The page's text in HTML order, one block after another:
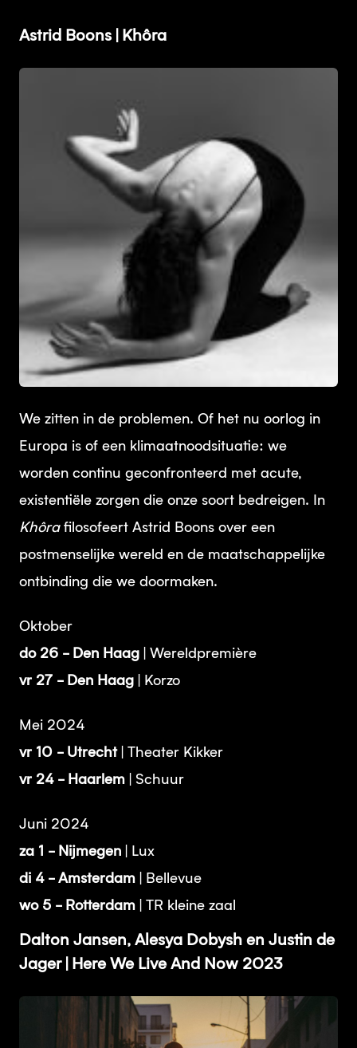
Astrid Boons | Khôra
JPG
We zitten in de problemen. Of het nu oorlog in
Europa is of een klimaatnoodsituatie: we
worden continu geconfronteerd met acute,
existentiële zorgen die onze soort bedreigen. In
Khôrafilosofeert Astrid Boons over een
postmenselijke wereld en de maatschappelijke
ontbinding die we doormaken.
Oktober
do 26 - Den Haag | Wereldpremière
vr 27 - Den Haag
| Korzo
Mei 2024
vr 10 - Utrecht
| Theater Kikker
vr 24 - Haarlem | Schuur
Juni 2024
za 1 - Nijmegen | Lux
di 4 - Amsterdam | Bellevue
wo 5 - Rotterdam | TR kleine zaal
Dalton Jansen, Alesya Dobysh en Justin de
Jager | Here We Live And Now 2023